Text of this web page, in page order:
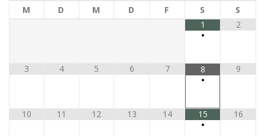
M D M D F S
S
1
•
2
3 4 5 6 7
8
•
9
10 11 12 13 14
15
•
16